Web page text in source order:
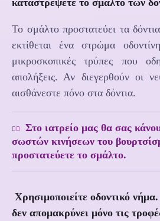
καταστρέψετε το σμάλτο των
Το σμάλτο προστατεύει τα
εκτίθεται ένα στρώμα
μικροσκοπικές τρύπες που
απολήξεις. Αν διεγερθούν οι
αισθάνεστε πόνο στα δόντια.
Στο ιατρείο μας θα σας
σωστών κινήσεων του
προστατεύετε το σμάλτο.
Χρησιμοποιείτε οδοντικό
δεν απομακρύνει μόνο τις